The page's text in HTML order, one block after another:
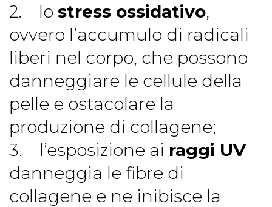
2. lo stress ossidativo,
ovvero l’accumulo di radicali
liberi nel corpo, che possono
danneggiare le cellule della
pelle e ostacolare la
produzione di collagene;
3. l’esposizione ai raggi UV
danneggia le fibre di
collagene e ne inibisce la